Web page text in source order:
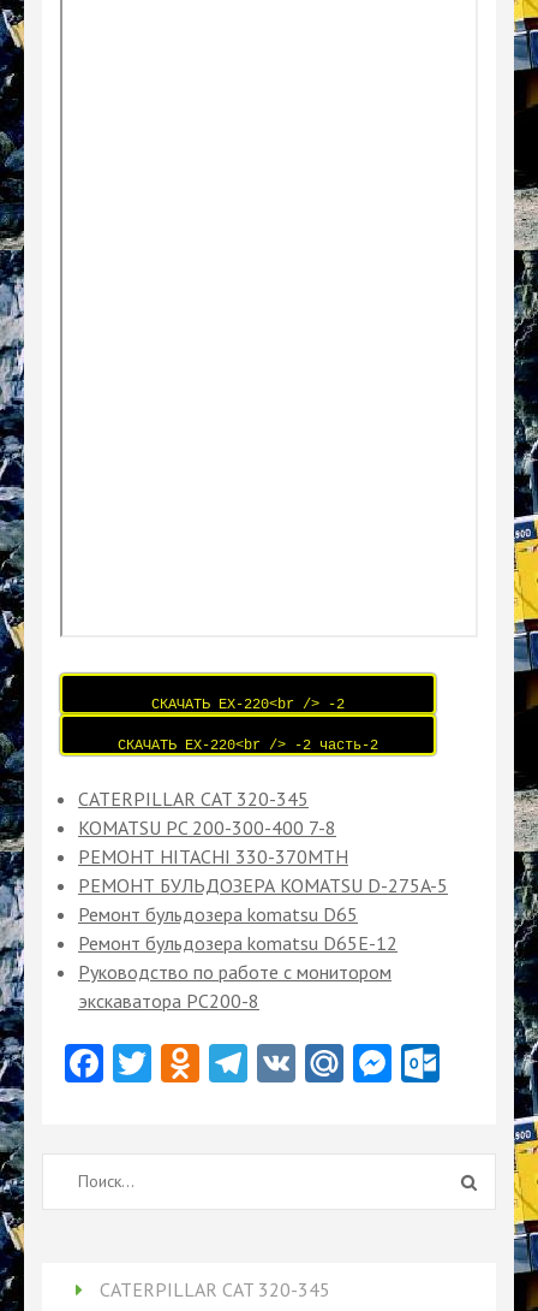
СКАЧАТЬ EX-220<br /> -2
СКАЧАТЬ EX-220<br /> -2 часть-2
CATERPILLAR CAT 320-345
KOMATSU PC 200-300-400 7-8
РЕМОНТ HITACHI 330-370MTH
РЕМОНТ БУЛЬДОЗЕРА KOMATSU D-275A-5
Ремонт бульдозера komatsu D65
Ремонт бульдозера komatsu D65Е-12
Руководство по работе с монитором
экскаватора PC200-8
Facebook
Twitter
Odnoklassniki
Telegram
VK Mail.Ru
Найти:
CATERPILLAR CAT 320-345